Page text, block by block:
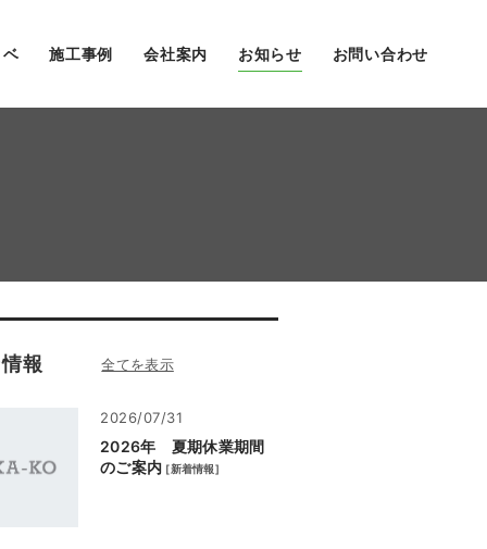
施工事例 会社案内 お知らせ お問い合わせ
報
2026/07/31
2026年 夏期休業期間
のご案内 [新着情報]